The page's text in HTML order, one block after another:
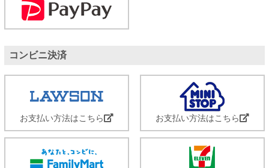
コンビニ決済
お支払い方法はこちら お支払い方法はこちら